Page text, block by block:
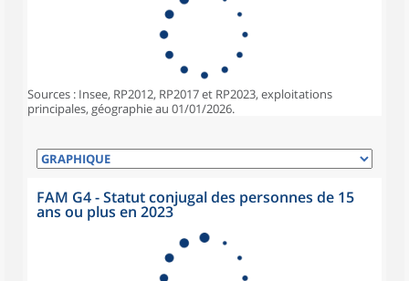
Sources : Insee, RP2012, RP2017 et RP2023, exploitations
principales, géographie au 01/01/2026.
FAM G4 - Statut conjugal des personnes de 15
ans ou plus en 2023